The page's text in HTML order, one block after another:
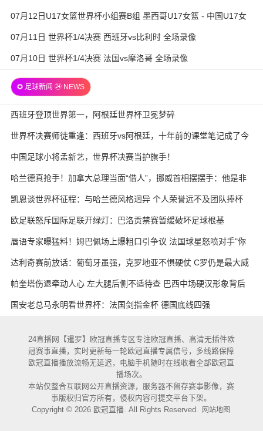
07月12日U17女篮世界杯小组赛B组 墨西哥U17女篮 - 中国U17女
篮 全场录像
07月11日 世界杯1/4决赛 西班牙vs比利时 全场录像
07月10日 世界杯1/4决赛 法国vs摩洛哥 全场录像
✪ 足球新闻 ㉔ NEWS
西班牙登顶世界第一，阿根廷世界杯卫冕梦碎
世界杯决赛师徒重逢：西班牙vs阿根廷，十年前的课堂笔记成了今
天的战术板
中国足球小将孟新艺，世界杯决赛当护旗手！
哈兰德真抢手！加拿大总理当面“借人”，挪威首相摆摆手：他是非
卖品
凯恩谈世界杯征程：与哈兰德风格迥异 个人荣誉远不及团队捧杯
欧足联怒斥国际足联开绿灯：巴洛贡禁赛暂缓破坏足球根基
唇语专家曝猛料！姆巴佩场上爆粗口引争议 法国球星怒喷对手"你
妈的X"
达利奇赛前放话：葡萄牙虽强，克罗地亚不惧硬仗 C罗仍是最大威
胁
帕奎塔伤退牵动人心 左大腿后侧不适待查 巴西中场硬汉形象背后
藏隐忧
国安老总马永明看世界杯：法国剑指金杯 德国底线四强
24直播网【暹罗】欧冠直播专区专注欧冠直播、高清无插件欧
冠赛事直播，实时更新每一轮欧冠直播专属信号，多线路保障
欧冠直播播放流畅无延迟，电脑手机随时在线收看全部欧冠直
播场次。
本站仅整合互联网公开直播资源，服务器不留存赛事影像，赛
事版权归官方所有，侵权内容可提交平台下架。
Copyright © 2026 欧冠直播. All Rights Reserved.
网站地图